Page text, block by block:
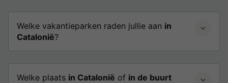
Welke vakantieparken raden jullie aan in
Catalonië?
Welke plaats in Catalonië of in de buurt